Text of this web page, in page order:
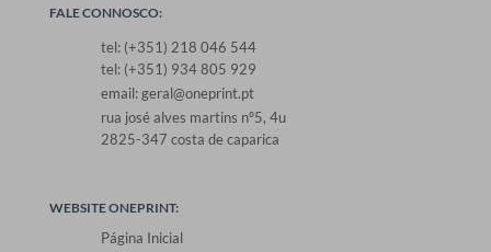
FALE CONNOSCO:
tel: (+351) 218 046 544
tel: (+351) 934 805 929
email: geral@oneprint.pt
rua josé alves martins nº5, 4u
2825-347 costa de caparica
WEBSITE ONEPRINT:
Página Inicial